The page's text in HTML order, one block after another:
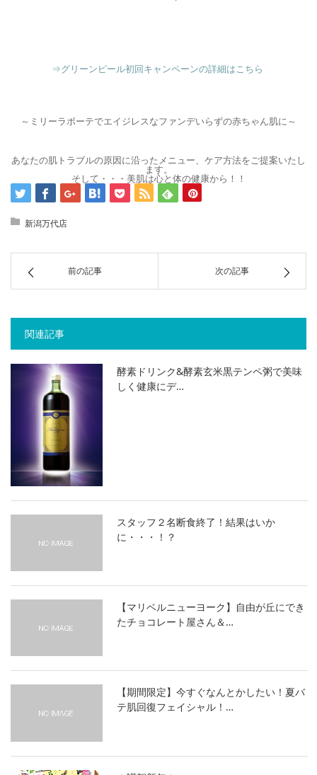
⇒グリーンピール初回キャンペーンの詳細はこちら
～ミリーラボーテでエイジレスなファンデいらずの赤ちゃん肌に～
あなたの肌トラブルの原因に沿ったメニュー、ケア方法をご提案いたし
ます。
そして・・・美肌は心と体の健康から！！
新潟万代店
前の記事 次の記事
関連記事
酵素ドリンク&酵素玄米黒テンペ粥で美味
しく健康にデ…
スタッフ２名断食終了！結果はいか
に・・・！？
【マリベルニューヨーク】自由が丘にでき
たチョコレート屋さん＆…
【期間限定】今すぐなんとかしたい！夏バ
テ肌回復フェイシャル！…